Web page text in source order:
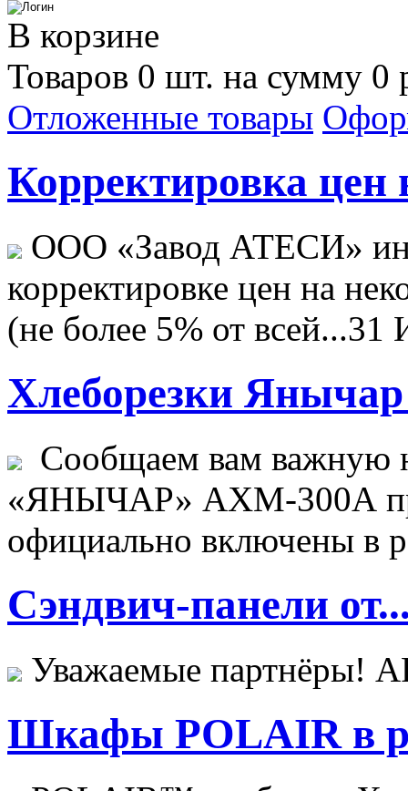
В корзине
Товаров 0 шт. на сумму 0
Отложенные товары
Корректировка цен
ООО «Завод АТЕСИ»
корректировке цен на
(не более 5% от всей...31
Хлеборезки Янычар
Сообщаем вам важную
«ЯНЫЧАР» АХМ-300А
официально включены в
Сэндвич-панели
Уважаемые
Шкафы POLAIR в